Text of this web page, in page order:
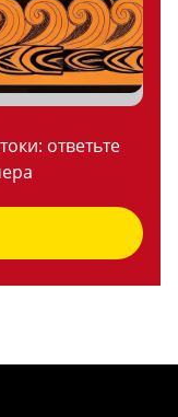
ответьте